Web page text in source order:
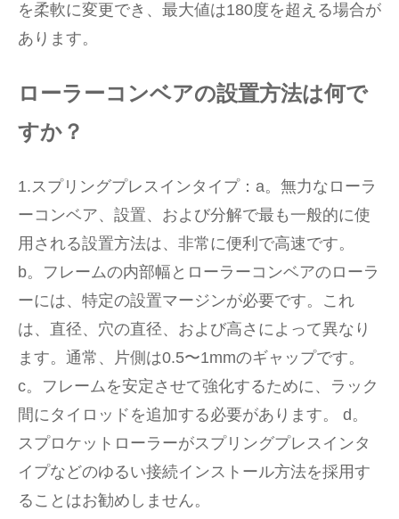
を柔軟に変更でき、最大値は180度を超える場合が
あります。
ローラーコンベアの設置方法は何で
すか？
1.スプリングプレスインタイプ：a。無力なローラ
ーコンベア、設置、および分解で最も一般的に使
用される設置方法は、非常に便利で高速です。
b。フレームの内部幅とローラーコンベアのローラ
ーには、特定の設置マージンが必要です。これ
は、直径、穴の直径、および高さによって異なり
ます。通常、片側は0.5〜1mmのギャップです。
c。フレームを安定させて強化するために、ラック
間にタイロッドを追加する必要があります。 d。
スプロケットローラーがスプリングプレスインタ
イプなどのゆるい接続インストール方法を採用す
ることはお勧めしません。